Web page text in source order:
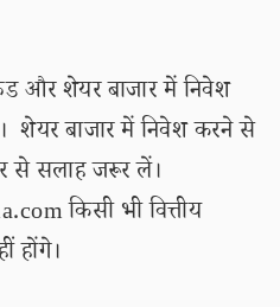
और शेयर बाजार में निवेश
शेयर बाजार में निवेश करने से
से सलाह जरूर लें।
किसी भी वित्तीय
होंगे।